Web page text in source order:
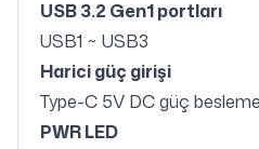
USB 3.2 Gen1 portları
USB1 ~ USB3
Harici güç girişi
Type-C 5V DC güç
PWR LED